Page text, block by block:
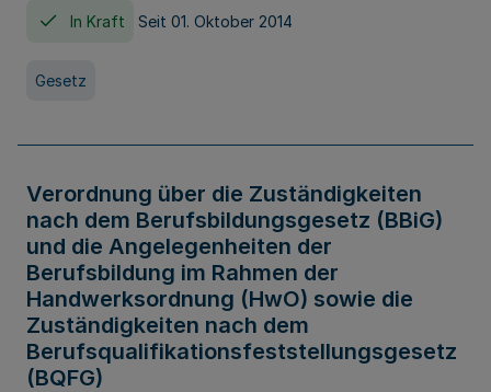
In Kraft Seit 01. Oktober 2014
Gesetz
Verordnung über die Zuständigkeiten
nach dem Berufsbildungsgesetz (BBiG)
und die Angelegenheiten der
Berufsbildung im Rahmen der
Handwerksordnung (HwO) sowie die
Zuständigkeiten nach dem
Berufsqualifikationsfeststellungsgesetz
(BQFG)